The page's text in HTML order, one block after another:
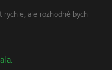
ale rozhodně bych